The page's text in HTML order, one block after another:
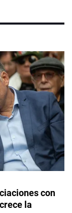
con
la